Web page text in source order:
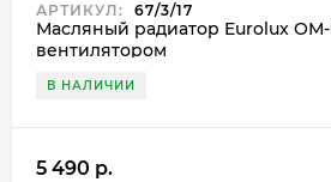
АРТИКУЛ: 67/3/17
Масляный радиатор Eurolux
вентилятором
В НАЛИЧИИ
5 490 p.